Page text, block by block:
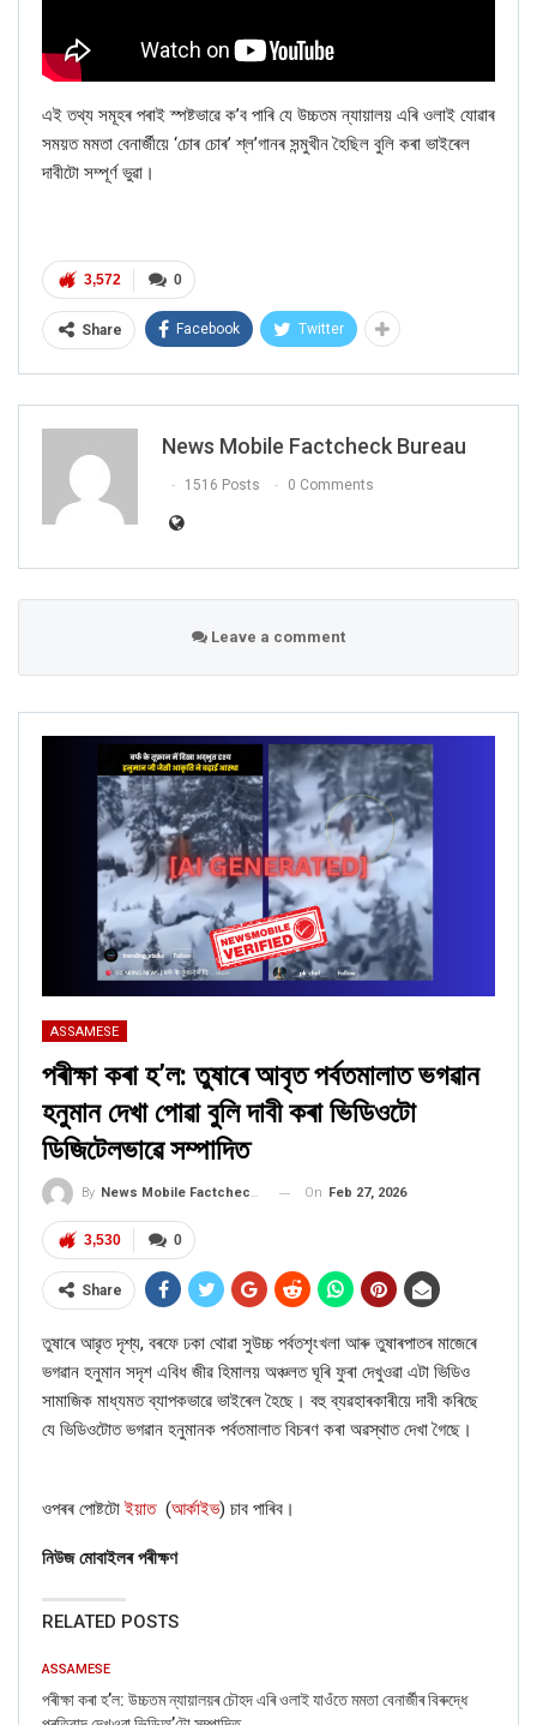
এই তথ্য সমূহৰ পৰাই স্পষ্টভাৱে ক’ব পাৰি যে উচ্চতম ন্যায়ালয় এৰি ওলাই যোৱাৰ
সময়ত মমতা বেনাৰ্জীয়ে ‘চোৰ চোৰ’ শ্ল’গানৰ সন্মুখীন হৈছিল বুলি কৰা ভাইৰেল
দাবীটো সম্পূৰ্ণ ভুৱা।
0
3,572
Share Facebook Twitter
News Mobile Factcheck Bureau
1516 Posts 0 Comments
Leave a comment
ASSAMESE
পৰীক্ষা কৰা হ’ল: তুষাৰে আবৃত পৰ্বতমালাত ভগৱান
হনুমান দেখা পোৱা বুলি দাবী কৰা ভিডিওটো
ডিজিটেলভাৱে সম্পাদিত
By News Mobile Factcheck Bureau On Feb 27, 2026
0
3,530
Share
তুষাৰে আৱৃত দৃশ্য, বৰফে ঢকা থোৱা সুউচ্চ পৰ্বতশৃংখলা আৰু তুষাৰপাতৰ মাজেৰে
ভগৱান হনুমান সদৃশ এবিধ জীৱ হিমালয় অঞ্চলত ঘূৰি ফুৰা দেখুওৱা এটা ভিডিও
সামাজিক মাধ্যমত ব্যাপকভাৱে ভাইৰেল হৈছে। বহু ব্যৱহাৰকাৰীয়ে দাবী কৰিছে
যে ভিডিওটোত ভগৱান হনুমানক পৰ্বতমালাত বিচৰণ কৰা অৱস্থাত দেখা গৈছে।
ওপৰৰ পোষ্টটোইয়াত (আৰ্কাইভ) চাব পাৰিব।
নিউজ মোবাইলৰ পৰীক্ষণ
RELATED POSTS
ASSAMESE
পৰীক্ষা কৰা হ’ল: উচ্চতম ন্যায়ালয়ৰ চৌহদ এৰি ওলাই যাওঁতে মমতা বেনাৰ্জীৰ বিৰুদ্ধে